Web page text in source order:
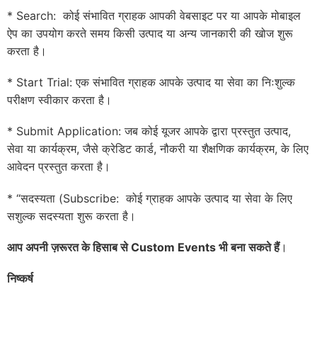
* Search: कोई संभावित ग्राहक आपकी वेबसाइट पर या आपके मोबाइल
ऐप का उपयोग करते समय किसी उत्पाद या अन्य जानकारी की खोज शुरू
करता है।
* Start Trial: एक संभावित ग्राहक आपके उत्पाद या सेवा का निःशुल्क
परीक्षण स्वीकार करता है।
* Submit Application: जब कोई यूजर आपके द्वारा प्रस्तुत उत्पाद,
सेवा या कार्यक्रम, जैसे क्रेडिट कार्ड, नौकरी या शैक्षणिक कार्यक्रम, के लिए
आवेदन प्रस्तुत करता है।
* “सदस्यता (Subscribe: कोई ग्राहक आपके उत्पाद या सेवा के लिए
सशुल्क सदस्यता शुरू करता है।
आप अपनी ज़रूरत के हिसाब से Custom Events भी बना सकते हैं।
निष्कर्ष